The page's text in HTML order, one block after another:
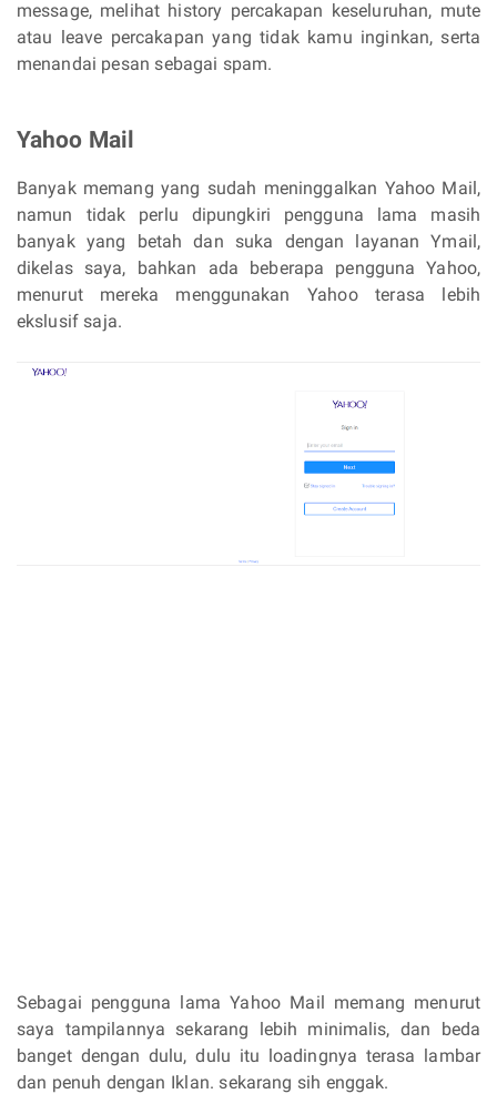
message, melihat history percakapan keseluruhan, mute
atau leave percakapan yang tidak kamu inginkan, serta
menandai pesan sebagai spam.
Yahoo Mail
Banyak memang yang sudah meninggalkan Yahoo Mail,
namun tidak perlu dipungkiri pengguna lama masih
banyak yang betah dan suka dengan layanan Ymail,
dikelas saya, bahkan ada beberapa pengguna Yahoo,
menurut mereka menggunakan Yahoo terasa lebih
ekslusif saja.
Sebagai pengguna lama Yahoo Mail memang menurut
saya tampilannya sekarang lebih minimalis, dan beda
banget dengan dulu, dulu itu loadingnya terasa lambar
dan penuh dengan Iklan. sekarang sih enggak.